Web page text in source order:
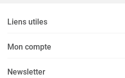
Liens utiles
Mon compte
Newsletter